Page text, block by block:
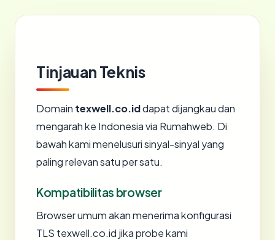
Tinjauan Teknis
Domain texwell.co.iddapat dijangkau dan
mengarah ke Indonesia via Rumahweb. Di
bawah kami menelusuri sinyal-sinyal yang
paling relevan satu per satu.
Kompatibilitas browser
Browser umum akan menerima konfigurasi
TLS texwell.co.id jika probe kami